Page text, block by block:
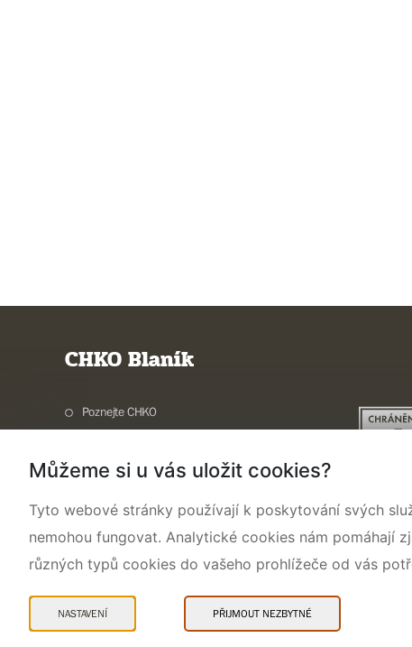
CHKO Blaník
Poznejte CHKO
Ochrana přírody
Aktuality a akce
Kontakty
Mapa webu Prohlášení o přístupnosti Cookies Snadné čtení
Můžeme si u vás uložit cookies?
Tyto webové stránky používají k poskytování svých
nemohou fungovat. Analytické cookies nám pomáhají
různých typů cookies do vašeho prohlížeče od vás
NASTAVENÍ PŘIJMOUT NEZBYTNÉ